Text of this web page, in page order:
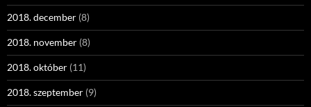
2018. december (8)
2018. november (8)
2018. október (11)
2018. szeptember (9)